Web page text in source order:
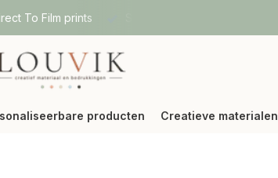
To Film prints
producten Creatieve materialen